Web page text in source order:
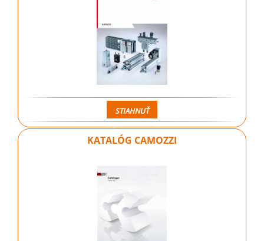
STIAHNUŤ
KATALÓG CAMOZZI